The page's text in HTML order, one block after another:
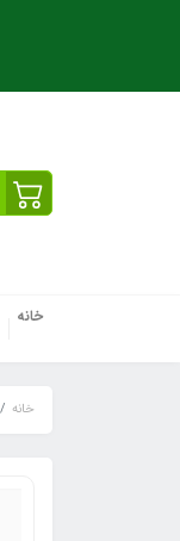
خانه
خانه